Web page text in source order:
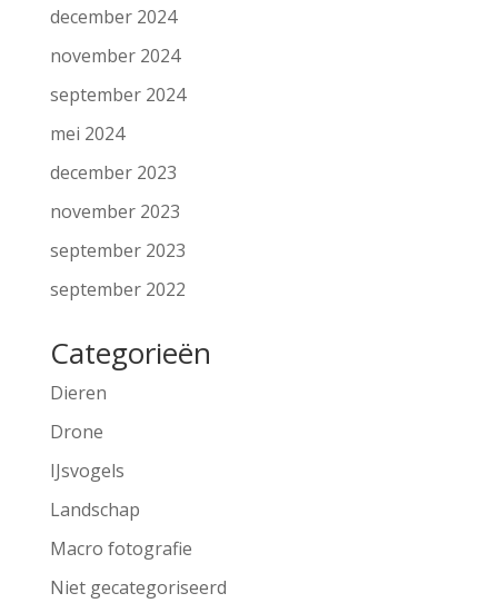
december 2024
november 2024
september 2024
mei 2024
december 2023
november 2023
september 2023
september 2022
Categorieën
Dieren
Drone
IJsvogels
Landschap
Macro fotografie
Niet gecategoriseerd